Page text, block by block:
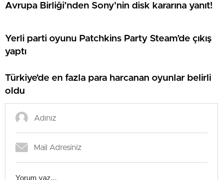
Avrupa Birliği’nden Sony’nin disk kararına yanıt!
Yerli parti oyunu Patchkins Party Steam’de çıkış
yaptı
Türkiye’de en fazla para harcanan oyunlar belirli
oldu